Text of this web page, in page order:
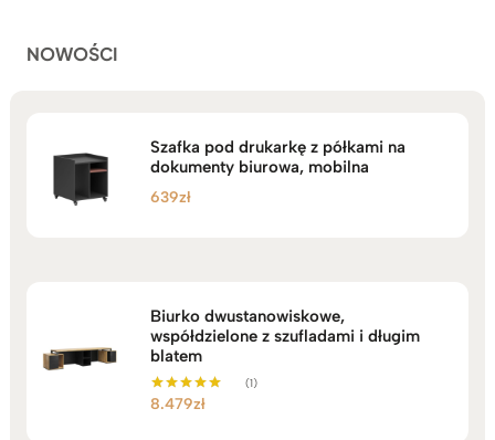
NOWOŚCI
Szafka pod drukarkę z półkami na
dokumenty biurowa, mobilna
639zł
Biurko dwustanowiskowe,
współdzielone z szufladami i długim
blatem
Oceniono
(1)
8.479zł